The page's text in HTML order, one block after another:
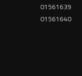
01561639
01561640